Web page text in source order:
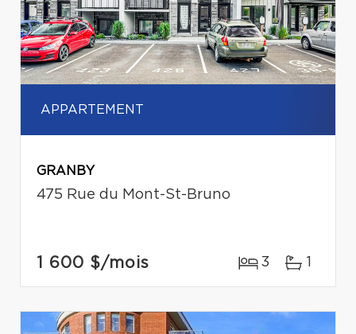
APPARTEMENT
GRANBY
475 Rue du Mont-St-Bruno
1 600 $/mois 3 1